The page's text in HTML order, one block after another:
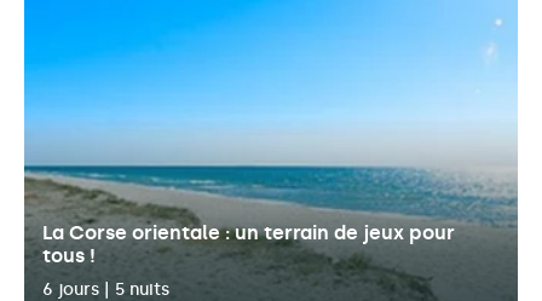
La Corse orientale : un terrain de jeux pour
tous !
6 jours | 5 nuits